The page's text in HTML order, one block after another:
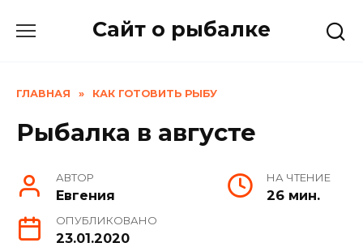
Сайт о рыбалке
ГЛАВНАЯ » КАК ГОТОВИТЬ РЫБУ
Рыбалка в августе
АВТОР
Евгения
НА ЧТЕНИЕ
26 мин.
ОПУБЛИКОВАНО
23.01.2020